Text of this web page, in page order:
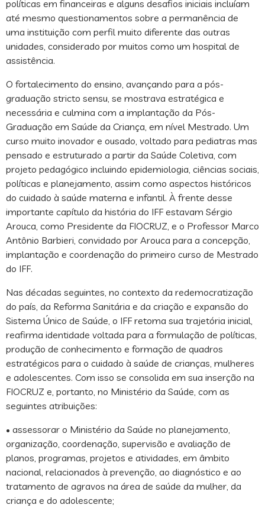
políticas em financeiras e alguns desafios iniciais incluíam
até mesmo questionamentos sobre a permanência de
uma instituição com perfil muito diferente das outras
unidades, considerado por muitos como um hospital de
assistência.
O fortalecimento do ensino, avançando para a pós-
graduação stricto sensu, se mostrava estratégica e
necessária e culmina com a implantação da Pós-
Graduação em Saúde da Criança, em nível Mestrado. Um
curso muito inovador e ousado, voltado para pediatras mas
pensado e estruturado a partir da Saúde Coletiva, com
projeto pedagógico incluindo epidemiologia, ciências sociais,
políticas e planejamento, assim como aspectos históricos
do cuidado à saúde materna e infantil. À frente desse
importante capítulo da história do IFF estavam Sérgio
Arouca, como Presidente da FIOCRUZ, e o Professor Marco
Antônio Barbieri, convidado por Arouca para a concepção,
implantação e coordenação do primeiro curso de Mestrado
do IFF.
Nas décadas seguintes, no contexto da redemocratização
do país, da Reforma Sanitária e da criação e expansão do
Sistema Único de Saúde, o IFF retoma sua trajetória inicial,
reafirma identidade voltada para a formulação de políticas,
produção de conhecimento e formação de quadros
estratégicos para o cuidado à saúde de crianças, mulheres
e adolescentes. Com isso se consolida em sua inserção na
FIOCRUZ e, portanto, no Ministério da Saúde, com as
seguintes atribuições:
• assessorar o Ministério da Saúde no planejamento,
organização, coordenação, supervisão e avaliação de
planos, programas, projetos e atividades, em âmbito
nacional, relacionados à prevenção, ao diagnóstico e ao
tratamento de agravos na área de saúde da mulher, da
criança e do adolescente;